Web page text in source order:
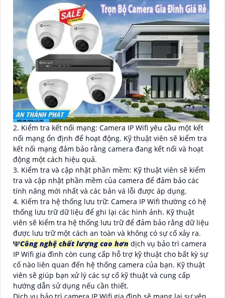
2. Kiểm tra kết nối mạng: Camera IP Wifi yêu cầu một kết
nối mạng ổn định để hoạt động. Kỹ thuật viên sẽ kiểm tra
kết nối mạng đảm bảo rằng camera đang kết nối và hoạt
động một cách hiệu quả.
3. Kiểm tra và cập nhật phần mềm: Kỹ thuật viên sẽ kiểm
tra và cập nhật phần mềm của camera để đảm bảo các
tính năng mới nhất và các bản vá lỗi được áp dụng.
4. Kiểm tra hệ thống lưu trữ: Camera IP Wifi thường có hệ
thống lưu trữ dữ liệu để ghi lại các hình ảnh. Kỹ thuật
viên sẽ kiểm tra hệ thống lưu trữ để đảm bảo rằng dữ liệu
được lưu trữ một cách an toàn và không có sự cố xảy ra.
🕎Công nghệ chất lượng cao hơn dịch vụ bảo trì camera
IP Wifi gia đình còn cung cấp hỗ trợ kỹ thuật cho bất kỳ sự
cố nào liên quan đến hệ thống camera của bạn. Kỹ thuật
viên sẽ giúp bạn xử lý các sự cố kỹ thuật và cung cấp
hướng dẫn sử dụng nếu cần thiết.